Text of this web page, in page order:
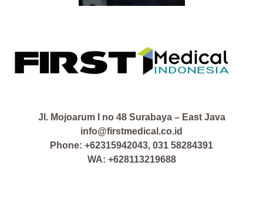
Jl. Mojoarum I no 48 Surabaya – East Java
info@firstmedical.co.id
Phone: +62315942043, 031 58284391
WA: +628113219688